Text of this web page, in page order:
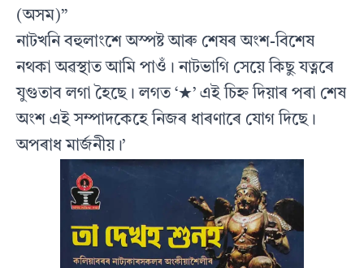
(অসম)”
নাটখনি বহুলাংশে অস্পষ্ট আৰু শেষৰ অংশ-বিশেষ
নথকা অৱস্থাত আমি পাওঁ। নাটভাগি সেয়ে কিছু যত্নৰে
যুগুতাব লগা হৈছে। লগত ‘★’ এই চিহ্ন দিয়াৰ পৰা শেষ
অংশ এই সম্পাদকেহে নিজৰ ধাৰণাৰে যোগ দিছে।
অপৰাধ মাৰ্জনীয়।’